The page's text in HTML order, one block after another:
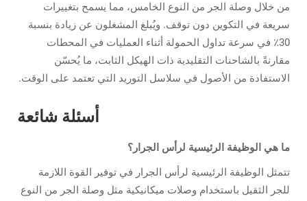
من خلال وصلة الجر من النوع الخامس، مما يسمح بتغييرات
سريعة في التكوين دون توقف. ويُبلغ المشغلون عن زيادة بنسبة
30٪ في سرعة تداول الحمولة أثناء العمليات في المحطات
مقارنةً بالشاحنات التقليدية ذات الهيكل الثابت، ما يُحسّن
الاستفادة من الأصول في سلاسل التوريد التي تعتمد على الوقت.
أسئلة شائعة
ما هي الوظيفة الرئيسية لرأس الجرار؟
تتمثل الوظيفة الرئيسية لرأس الجرار في توفير القوة اللازمة
للجر الثقيل باستخدام وصلات ميكانيكية مثل وصلة الجر من النوع